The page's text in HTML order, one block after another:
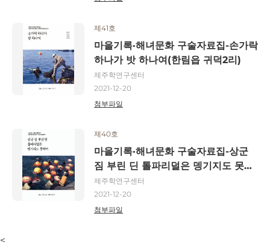
제41호
마을기록·해녀문화 구술자료집-손가락
하나가 밧 하나여(한림읍 귀덕2리)
제주학연구센터
2021-12-20
첨부파일
제40호
마을기록·해녀문화 구술자료집-상군
짐 부린 딘 톨파리덜은 뎅기지도 못허
여(남원읍 위미2리)
제주학연구센터
2021-12-20
첨부파일
<